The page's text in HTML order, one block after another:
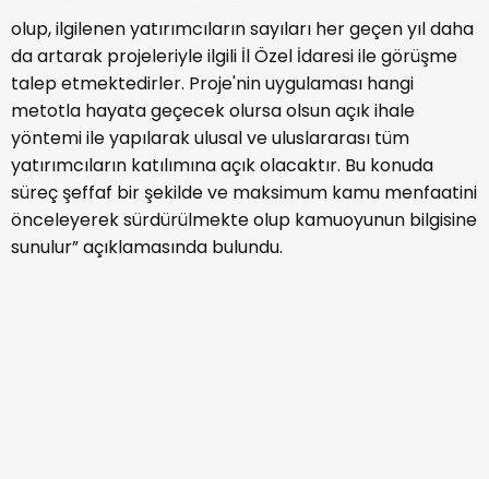
olup, ilgilenen yatırımcıların sayıları her geçen yıl daha
da artarak projeleriyle ilgili İl Özel İdaresi ile görüşme
talep etmektedirler. Proje'nin uygulaması hangi
metotla hayata geçecek olursa olsun açık ihale
yöntemi ile yapılarak ulusal ve uluslararası tüm
yatırımcıların katılımına açık olacaktır. Bu konuda
süreç şeffaf bir şekilde ve maksimum kamu menfaatini
önceleyerek sürdürülmekte olup kamuoyunun bilgisine
sunulur” açıklamasında bulundu.